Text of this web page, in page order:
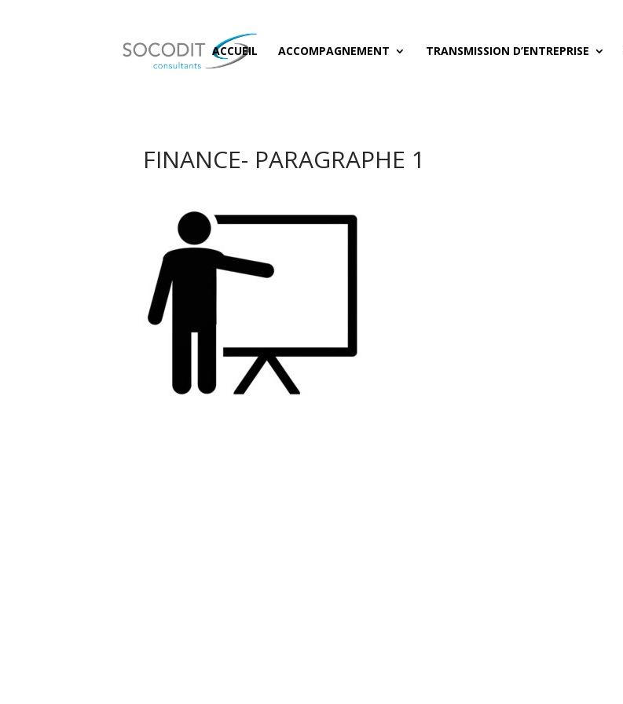
ACCUEIL ACCOMPAGNEMENT TRANSMISSION D’ENTREPRISE
FINANCE- PARAGRAPHE 1